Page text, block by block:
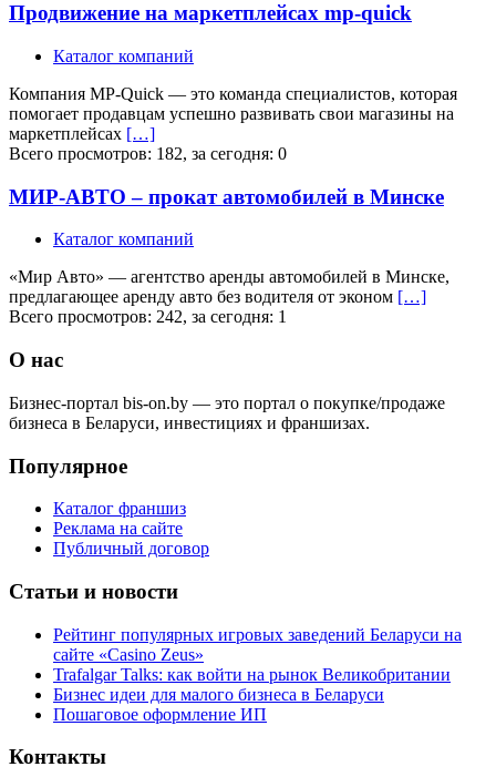
Продвижение на маркетплейсах mp-quick
Каталог компаний
Компания MP-Quick — это команда специалистов, которая
помогает продавцам успешно развивать свои магазины на
маркетплейсах […]
Всего просмотров: 182, за сегодня: 0
МИР-АВТО – прокат автомобилей в Минске
Каталог компаний
«Мир Авто» — агентство аренды автомобилей в Минске,
предлагающее аренду авто без водителя от эконом […]
Всего просмотров: 242, за сегодня: 1
О нас
Бизнес-портал bis-on.by — это портал о покупке/продаже
бизнеса в Беларуси, инвестициях и франшизах.
Популярное
Каталог франшиз
Реклама на сайте
Публичный договор
Статьи и новости
Рейтинг популярных игровых заведений Беларуси на
сайте «Casino Zeus»
Trafalgar Talks: как войти на рынок Великобритании
Бизнес идеи для малого бизнеса в Беларуси
Пошаговое оформление ИП
Контакты